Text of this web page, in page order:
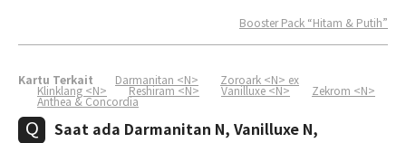
Booster Pack “Hitam & Putih”
Kartu Terkait Darmanitan <N> Zoroark <N> ex
Klinklang <N> Reshiram <N> Vanilluxe <N> Zekrom <N>
Anthea & Concordia
Saat ada Darmanitan N, Vanilluxe N,